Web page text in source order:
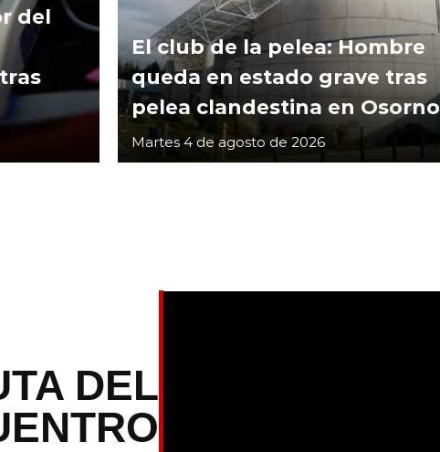
del
El club de la pelea: Hombre
queda en estado grave tras
pelea clandestina en Osorno
Martes 4 de agosto de 2026
DEL